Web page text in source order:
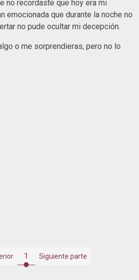
no recordaste que hoy era mi
emocionada que durante la noche no
no pude ocultar mi decepción.
o me sorprendieras, pero no lo
1 Siguiente parte